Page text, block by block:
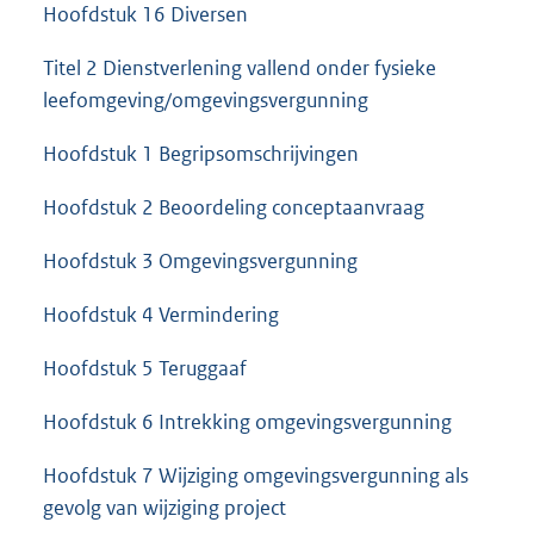
Hoofdstuk 16 Diversen
Titel 2 Dienstverlening vallend onder fysieke
leefomgeving/omgevingsvergunning
Hoofdstuk 1 Begripsomschrijvingen
Hoofdstuk 2 Beoordeling conceptaanvraag
Hoofdstuk 3 Omgevingsvergunning
Hoofdstuk 4 Vermindering
Hoofdstuk 5 Teruggaaf
Hoofdstuk 6 Intrekking omgevingsvergunning
Hoofdstuk 7 Wijziging omgevingsvergunning als
gevolg van wijziging project